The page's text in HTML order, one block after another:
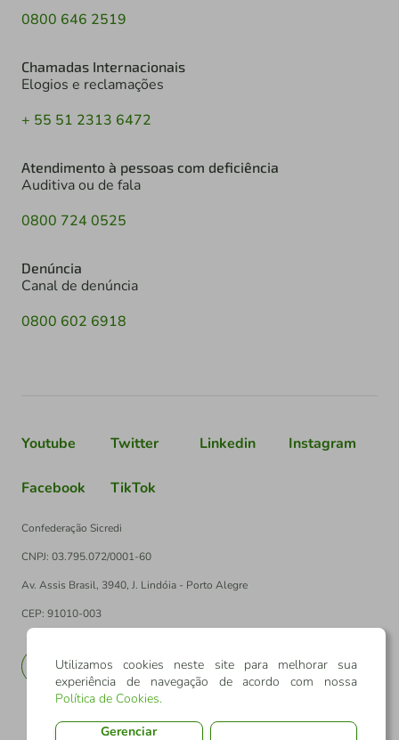
0800 646 2519
Chamadas Internacionais
Elogios e reclamações
+ 55 51 2313 6472
Atendimento à pessoas com deficiência
Auditiva ou de fala
0800 724 0525
Denúncia
Canal de denúncia
0800 602 6918
Youtube Twitter Linkedin Instagram
Facebook TikTok
Confederação Sicredi
CNPJ: 03.795.072/0001-60
Av. Assis Brasil, 3940, J. Lindóia - Porto Alegre
CEP: 91010-003
EN
Utilizamos cookies neste site para melhorar sua
experiência de navegação de acordo com nossa
Política de Cookies.
Gerenciar